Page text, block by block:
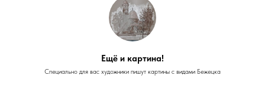
Ещё и картина!
Специально для вас художники пишут картины с видами Бежецка